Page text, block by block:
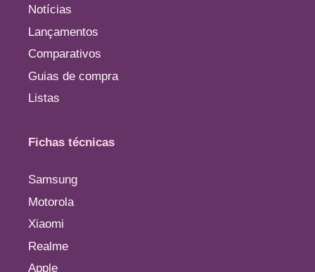
Notícias
Lançamentos
Comparativos
Guias de compra
Listas
Fichas técnicas
Samsung
Motorola
Xiaomi
Realme
Apple